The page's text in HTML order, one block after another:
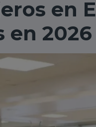
en
en 2026